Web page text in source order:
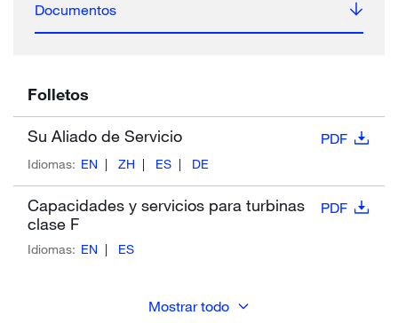
Documentos
Folletos
Su Aliado de Servicio PDF
Idiomas: EN ZH ES DE
Capacidades y servicios para turbinas
clase F
PDF
Idiomas: EN ES
Mostrar todo